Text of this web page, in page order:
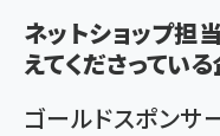
く
ず
ネットショップ担
えてくださってい
ゴールドスポンサ